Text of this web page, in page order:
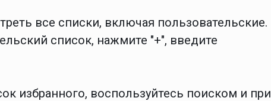
все списки, включая пользовательские.
список, нажмите "+", введите
избранного, воспользуйтесь поиском и при